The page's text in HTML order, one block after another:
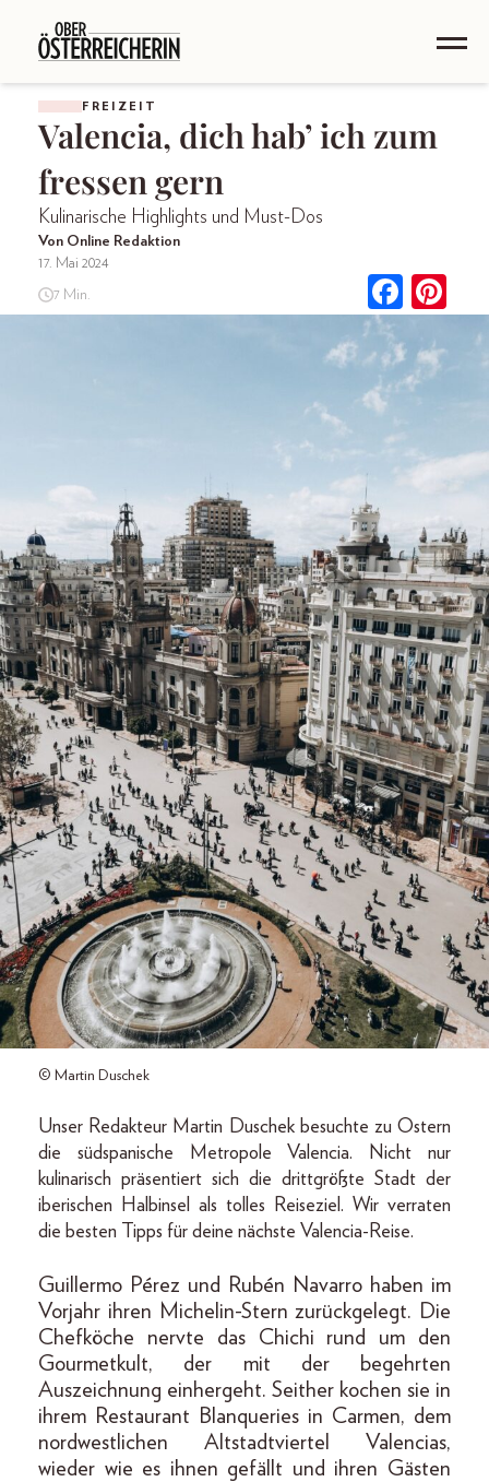
FREIZEIT
Valencia, dich hab’ ich zum
fressen gern
Kulinarische Highlights und Must-Dos
Von Online Redaktion
17. Mai 2024
7 Min.
© Martin Duschek
Unser Redakteur Martin Duschek besuchte zu Ostern
die südspanische Metropole Valencia. Nicht nur
kulinarisch präsentiert sich die drittgrößte Stadt der
iberischen Halbinsel als tolles Reiseziel. Wir verraten
die besten Tipps für deine nächste Valencia-Reise.
Guillermo Pérez und Rubén Navarro haben im
Vorjahr ihren Michelin-Stern zurückgelegt. Die
Chefköche nervte das Chichi rund um den
Gourmetkult, der mit der begehrten
Auszeichnung einhergeht. Seither kochen sie in
ihrem Restaurant Blanqueries in Carmen, dem
nordwestlichen Altstadtviertel Valencias,
wieder wie es ihnen gefällt und ihren Gästen